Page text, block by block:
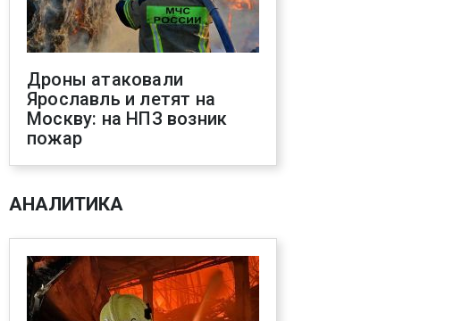
Дроны атаковали
Ярославль и летят на
Москву: на НПЗ возник
пожар
АНАЛИТИКА